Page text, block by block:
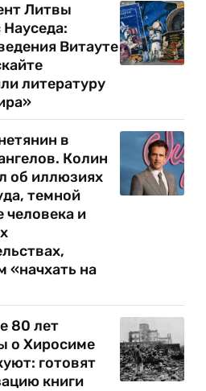
Литвы
Науседа:
Витауте
литературу
в
Колин
об иллюзиях
темной
человека и
«начхать на
80 лет
о Хиросиме
готовят
книги